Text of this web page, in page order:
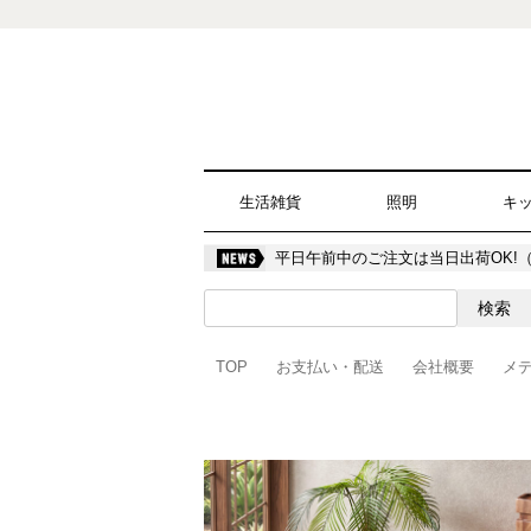
生活雑貨 照明 キ
平日午前中のご注文は当日出荷OK!
TOP お支払い・配送 会社概要 メ